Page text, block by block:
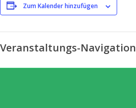
Zum Kalender hinzufügen
Veranstaltungs-Navigation